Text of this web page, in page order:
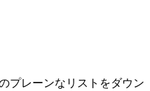
プレーンなリストをダウン